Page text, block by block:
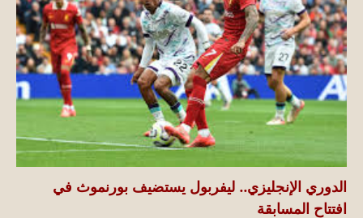
الدوري الإنجليزي.. ليفربول يستضيف بورنموث في
افتتاح المسابقة